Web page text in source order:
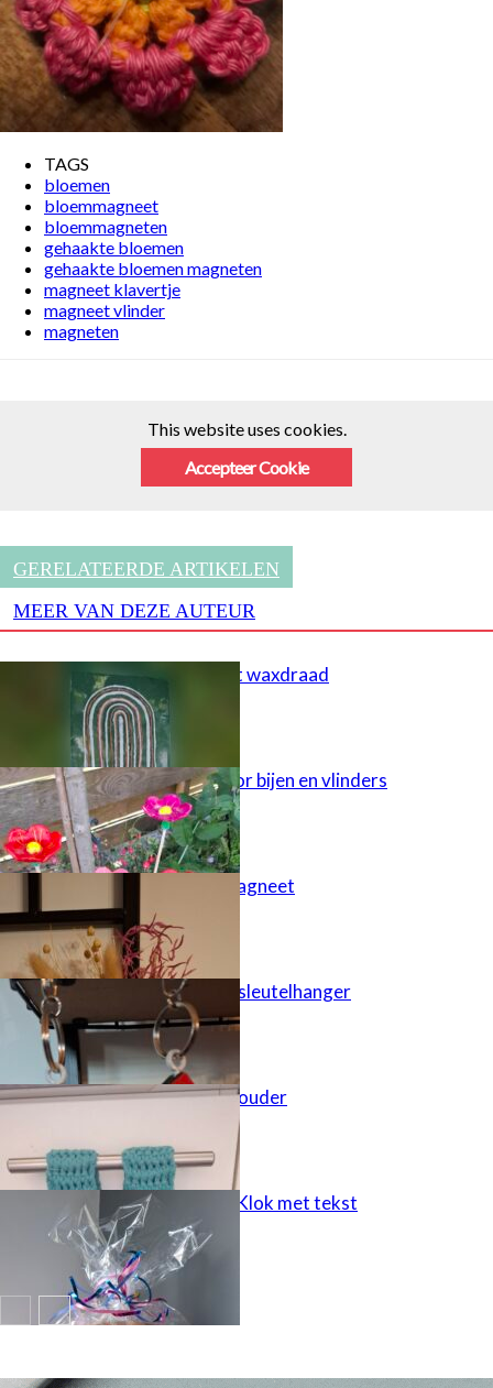
TAGS
bloemen
bloemmagneet
bloemmagneten
gehaakte bloemen
gehaakte bloemen magneten
magneet klavertje
magneet vlinder
magneten
This website uses cookies.
Accepteer Cookie
GERELATEERDE ARTIKELEN
MEER VAN DEZE AUTEUR
Schilderen met waxdraad
Tuinsteker voor bijen en vlinders
Juf bedankt magneet
Houten huisje sleutelhanger
Keukendoek houder
cadeau idee – Klok met tekst